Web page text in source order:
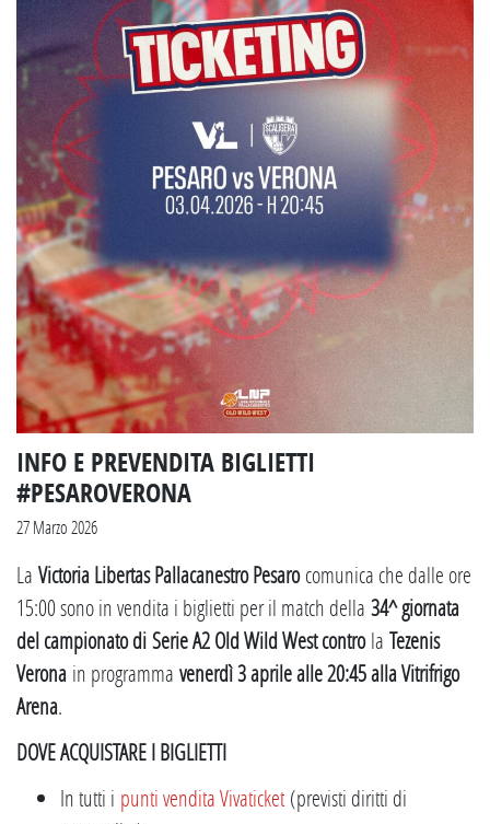
INFO E PREVENDITA BIGLIETTI
#PESAROVERONA
27 Marzo 2026
La Victoria Libertas Pallacanestro Pesarocomunica che dalle ore
15:00 sono in vendita i biglietti per il match della 34^ giornata
del campionato diSerie A2 Old Wild West controla Tezenis
Verona in programma venerdì 3 aprile alle 20:45 alla Vitrifrigo
Arena.
DOVE ACQUISTARE I BIGLIETTI
In tutti i punti vendita Vivaticket (previsti diritti di